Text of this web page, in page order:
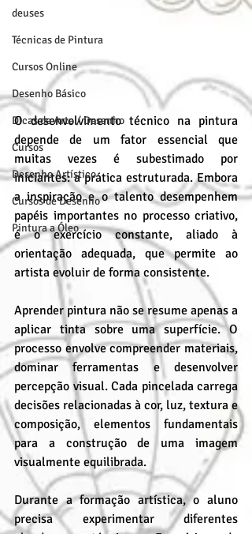
deuses
Técnicas de Pintura
Cursos Online
Desenho Básico
Dicas de Arte / Desenho
Cursos
Desenho Artístico
Cursos de Desenho
Pintura a Óleo
O desenvolvimento técnico na pintura
depende de um fator essencial que
muitas vezes é subestimado por
iniciantes: a prática estruturada. Embora
a inspiração e o talento desempenhem
papéis importantes no processo criativo,
é o exercício constante, aliado à
orientação adequada, que permite ao
artista evoluir de forma consistente.
Aprender pintura não se resume apenas a
aplicar tinta sobre uma superfície. O
processo envolve compreender materiais,
dominar ferramentas e desenvolver
percepção visual. Cada pincelada carrega
decisões relacionadas à cor, luz, textura e
composição, elementos fundamentais
para a construção de uma imagem
visualmente equilibrada.
Durante a formação artística, o aluno
precisa experimentar diferentes